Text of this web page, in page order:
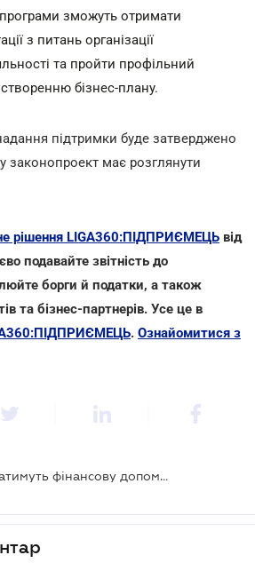
зможуть отримати
з питань організації
та пройти профільний
бізнес-плану.
підтримки буде затверджено
законопроект має розглянути
рішення LIGA360:ПІДПРИЄМЕЦЬ від
подавайте звітність до
борги й податки, а також
та бізнес-партнерів. Усе це в
. Ознайомитися з
Заробітчанам надаватимуть фінансову допомогу на відкриття бізнесу в Україні